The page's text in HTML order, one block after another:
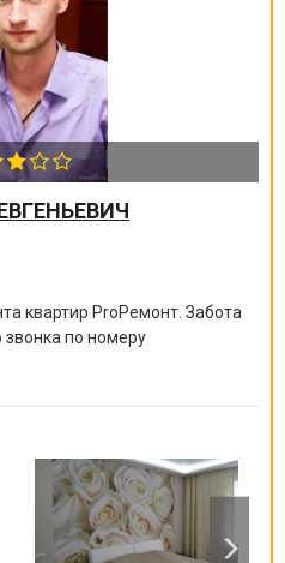
квартир ProРемонт. Забота
по номеру